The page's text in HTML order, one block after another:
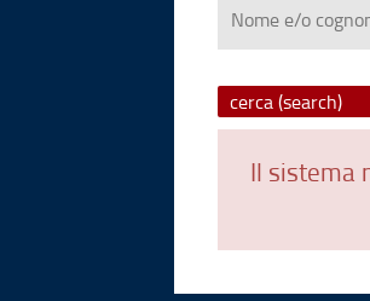
Nome
cognome
Il sistema